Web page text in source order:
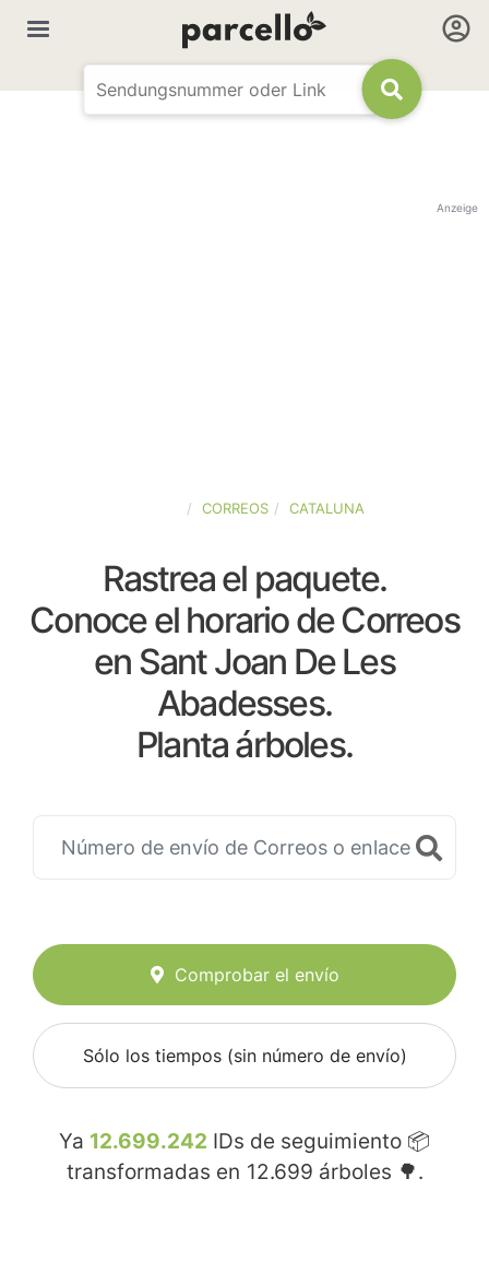
Anzeige
CORREOS CATALUNA
Rastrea el paquete.
Conoce el horario de Correos
en Sant Joan De Les
Abadesses.
Planta árboles.
Comprobar el envío
Sólo los tiempos (sin número de envío)
Ya 12.699.242 IDs de seguimiento 📦
transformadas en 12.699 árboles 🌳.